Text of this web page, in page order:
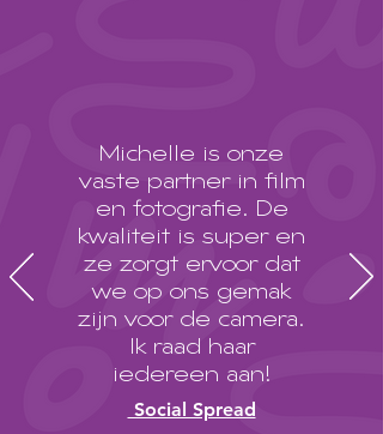
Michelle is onze
vaste partner in film
en fotografie. De
kwaliteit is super en
ze zorgt ervoor dat
we op ons gemak
zijn voor de camera.
Ik raad haar
iedereen aan!
Social Spread